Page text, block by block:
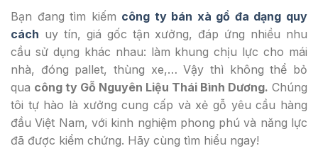
Bạn đang tìm kiếm công ty bán xà gồ đa dạng quy
cách uy tín, giá gốc tận xưởng, đáp ứng nhiều nhu
cầu sử dụng khác nhau: làm khung chịu lực cho mái
nhà, đóng pallet, thùng xe,… Vậy thì không thể bỏ
qua công ty Gỗ Nguyên Liệu Thái Bình Dương. Chúng
tôi tự hào là xưởng cung cấp và xẻ gỗ yêu cầu hàng
đầu Việt Nam, với kinh nghiệm phong phú và năng lực
đã được kiểm chứng. Hãy cùng tìm hiểu ngay!